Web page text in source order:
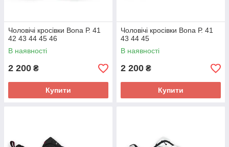
Чоловічі кросівки Bona Р. 41
42 43 44 45 46
В наявності
2 200 ₴
Купити
Чоловічі кросівки Bona Р. 41
43 44 45
В наявності
2 200 ₴
Купити